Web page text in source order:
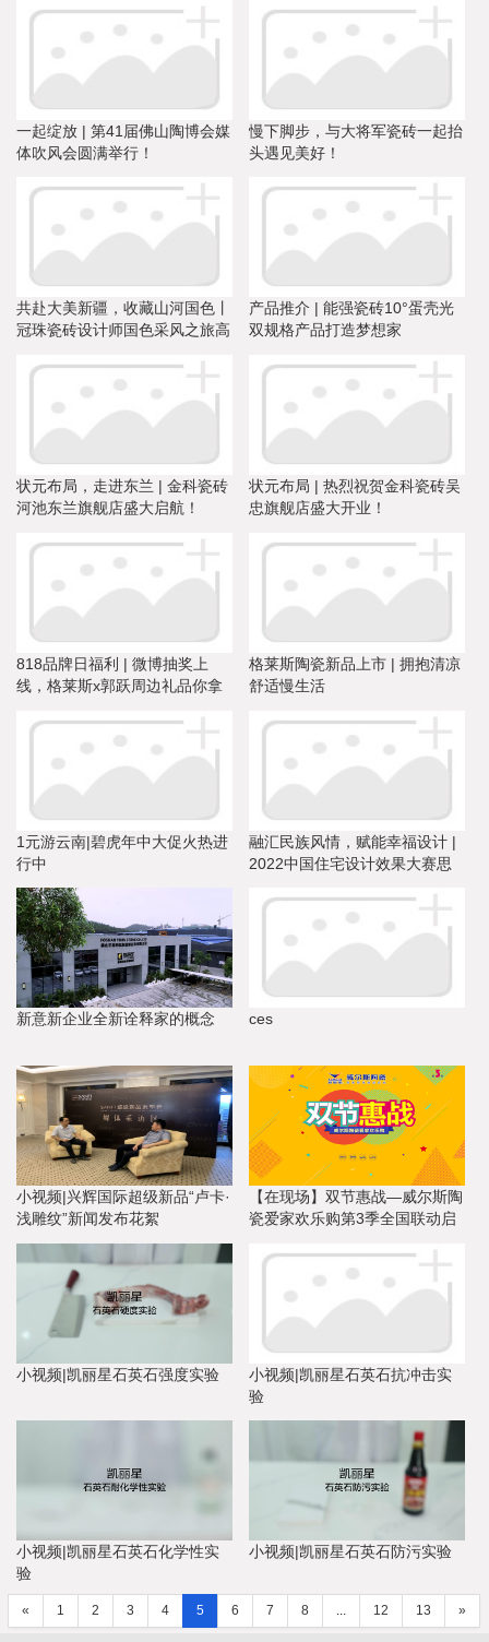
一起绽放 | 第41届佛山陶博会媒
体吹风会圆满举行！
慢下脚步，与大将军瓷砖一起抬
头遇见美好！
共赴大美新疆，收藏山河国色丨
冠珠瓷砖设计师国色采风之旅高
产品推介 | 能强瓷砖10°蛋壳光
双规格产品打造梦想家
状元布局，走进东兰 | 金科瓷砖
河池东兰旗舰店盛大启航！
状元布局 | 热烈祝贺金科瓷砖吴
忠旗舰店盛大开业！
818品牌日福利 | 微博抽奖上
线，格莱斯x郭跃周边礼品你拿
格莱斯陶瓷新品上市 | 拥抱清凉
舒适慢生活
1元游云南|碧虎年中大促火热进
行中
融汇民族风情，赋能幸福设计 |
2022中国住宅设计效果大赛思
新意新企业全新诠释家的概念 ces
小视频|兴辉国际超级新品“卢卡·
浅雕纹”新闻发布花絮
【在现场】双节惠战—威尔斯陶
瓷爱家欢乐购第3季全国联动启
小视频|凯丽星石英石强度实验
小视频|凯丽星石英石抗冲击实
验
小视频|凯丽星石英石化学性实
验
小视频|凯丽星石英石防污实验
« 1 2 3 4 5 6 7 8 12 13 »